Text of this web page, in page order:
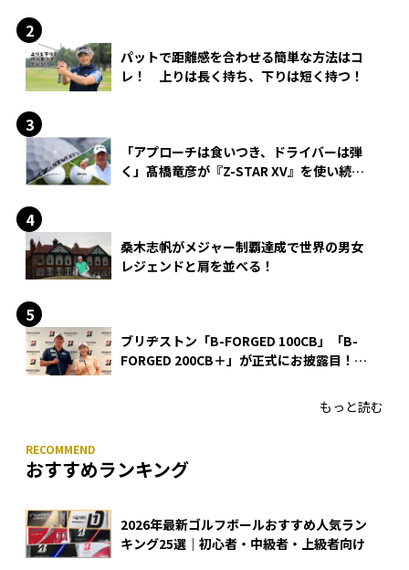
パットで距離感を合わせる簡単な方法はコ
レ！ 上りは長く持ち、下りは短く持つ！
「アプローチは食いつき、ドライバーは弾
く」髙橋竜彦が『Z-STAR XV』を使い続け
桑木志帆がメジャー制覇達成で世界の男女
レジェンドと肩を並べる！
ブリヂストン「B-FORGED 100CB」「B-
FORGED 200CB＋」が正式にお披露目！
もっと読む
おすすめランキング
2026年最新ゴルフボールおすすめ人気ラン
キング25選｜初心者・中級者・上級者向け